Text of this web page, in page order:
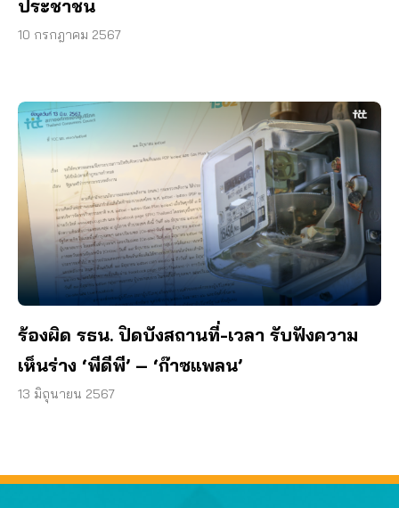
ประชาชน
10 กรกฎาคม 2567
ร้องผิด รธน. ปิดบังสถานที่-เวลา รับฟังความ
เห็นร่าง ‘พีดีพี’ – ‘ก๊าซแพลน’
13 มิถุนายน 2567